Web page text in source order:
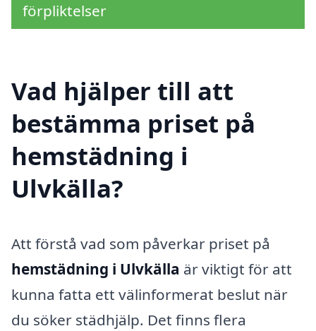
förpliktelser
Vad hjälper till att
bestämma priset på
hemstädning i
Ulvkälla?
Att förstå vad som påverkar priset på
hemstädning i Ulvkälla är viktigt för att
kunna fatta ett välinformerat beslut när
du söker städhjälp. Det finns flera